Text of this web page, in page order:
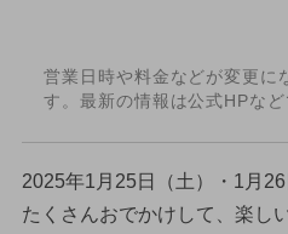
営業日時や料金などが変更に
す。最新の情報は公式HPなど
2025年1月25日（土）・1月
たくさんおでかけして、楽し